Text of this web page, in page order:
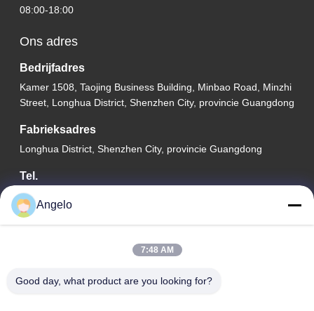
08:00-18:00
Ons adres
Bedrijfadres
Kamer 1508, Taojing Business Building, Minbao Road, Minzhi
Street, Longhua District, Shenzhen City, provincie Guangdong
Fabrieksadres
Longhua District, Shenzhen City, provincie Guangdong
Tel.
0086-755-29004522
De Goede Kwaliteit van China De trekker van de laserdamp
Angelo
7:48 AM
Good day, what product are you looking for?